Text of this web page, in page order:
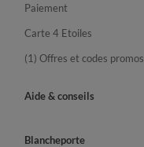
Paiement
Carte 4 Etoiles
(1) Offres et codes promos
Aide & conseils
Blancheporte